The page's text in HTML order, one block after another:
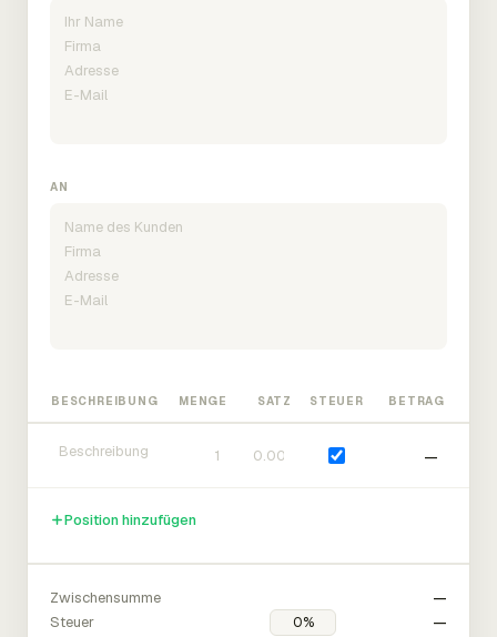
AN
BESCHREIBUNG MENGE SATZ STEUER BETRAG
—
Position hinzufügen
Zwischensumme
—
Steuer
—